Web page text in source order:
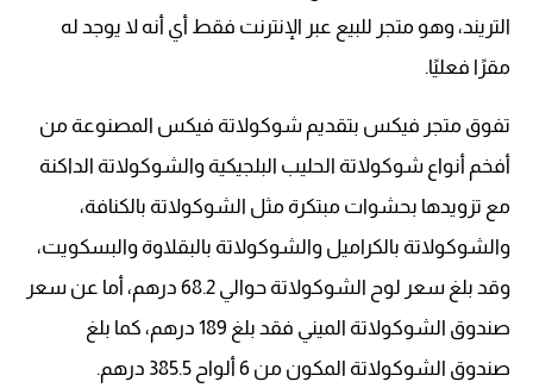
التريند، وهو متجر للبيع عبر الإنترنت فقط أي أنه لا يوجد له
مقرًا فعليًا.
تفوق متجر فيكس بتقديم شوكولاتة فيكس المصنوعة من
أفخم أنواع شوكولاتة الحليب البلجيكية والشوكولاتة الداكنة
مع تزويدها بحشوات مبتكرة مثل الشوكولاتة بالكنافة،
والشوكولاتة بالكراميل والشوكولاتة بالبقلاوة والبسكويت،
وقد بلغ سعر لوح الشوكولاتة حوالي 68.2 درهم، أما عن سعر
صندوق الشوكولاتة الميني فقد بلغ 189 درهم، كما بلغ
صندوق الشوكولاتة المكون من 6 ألواح 385.5 درهم.